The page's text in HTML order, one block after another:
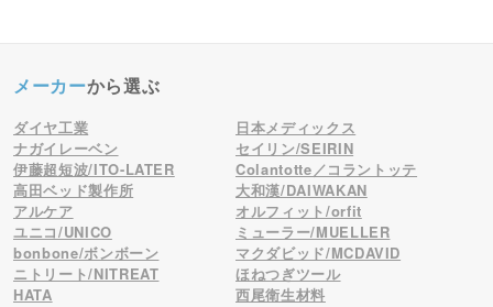
メーカーから選ぶ
ダイヤ工業
日本メディックス
ナガイレーベン
セイリン/SEIRIN
伊藤超短波/ITO-LATER
Colantotte／コラントッテ
高田ベッド製作所
大和漢/DAIWAKAN
アルケア
オルフィット/orfit
ユニコ/UNICO
ミューラー/MUELLER
bonbone/ボンボーン
マクダビッド/MCDAVID
ニトリート/NITREAT
ほねつぎツール
HATA
西尾衛生材料